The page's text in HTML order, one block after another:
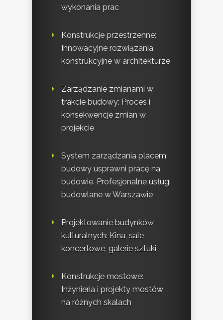
wykonania prac
Konstrukcje przestrzenne:
Innowacyjne rozwiązania
konstrukcyjne w architekturze
Zarządzanie zmianami w
trakcie budowy: Proces i
konsekwencje zmian w
projekcie
System zarządzania placem
budowy usprawni pracę na
budowie. Profesjonalne usługi
budowlane w Warszawie
Projektowanie budynków
kulturalnych: Kina, sale
koncertowe, galerie sztuki
Konstrukcje mostowe:
Inżynieria i projekty mostów
na różnych skalach